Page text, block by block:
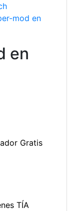
mod en
en